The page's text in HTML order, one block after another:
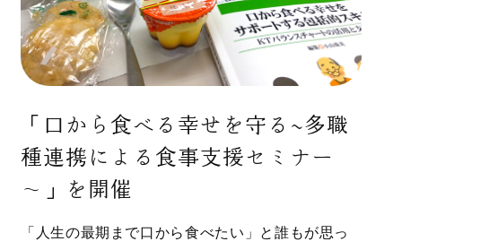
「口から食べる幸せを守る~多職
種連携による食事支援セミナー
～」を開催
「人生の最期まで口から食べたい」と誰もが思っ